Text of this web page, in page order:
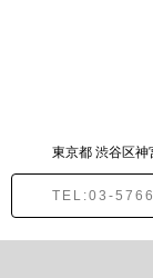
東京都 渋谷区神
TEL:03-